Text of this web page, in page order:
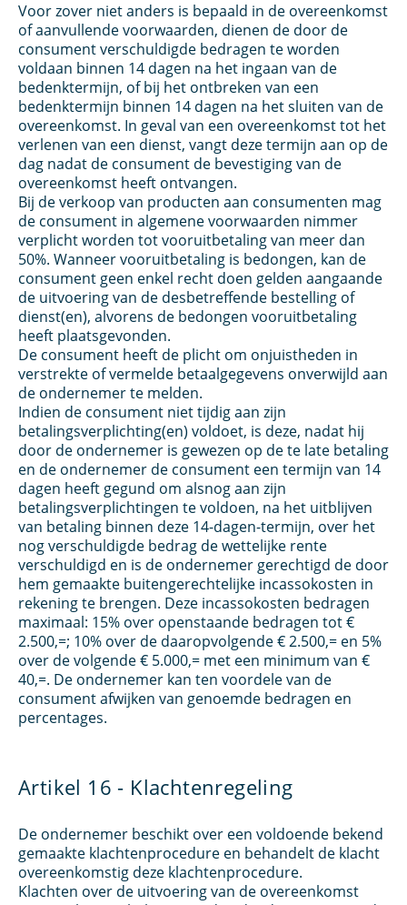
Voor zover niet anders is bepaald in de overeenkomst
of aanvullende voorwaarden, dienen de door de
consument verschuldigde bedragen te worden
voldaan binnen 14 dagen na het ingaan van de
bedenktermijn, of bij het ontbreken van een
bedenktermijn binnen 14 dagen na het sluiten van de
overeenkomst. In geval van een overeenkomst tot het
verlenen van een dienst, vangt deze termijn aan op de
dag nadat de consument de bevestiging van de
overeenkomst heeft ontvangen.
Bij de verkoop van producten aan consumenten mag
de consument in algemene voorwaarden nimmer
verplicht worden tot vooruitbetaling van meer dan
50%. Wanneer vooruitbetaling is bedongen, kan de
consument geen enkel recht doen gelden aangaande
de uitvoering van de desbetreffende bestelling of
dienst(en), alvorens de bedongen vooruitbetaling
heeft plaatsgevonden.
De consument heeft de plicht om onjuistheden in
verstrekte of vermelde betaalgegevens onverwijld aan
de ondernemer te melden.
Indien de consument niet tijdig aan zijn
betalingsverplichting(en) voldoet, is deze, nadat hij
door de ondernemer is gewezen op de te late betaling
en de ondernemer de consument een termijn van 14
dagen heeft gegund om alsnog aan zijn
betalingsverplichtingen te voldoen, na het uitblijven
van betaling binnen deze 14-dagen-termijn, over het
nog verschuldigde bedrag de wettelijke rente
verschuldigd en is de ondernemer gerechtigd de door
hem gemaakte buitengerechtelijke incassokosten in
rekening te brengen. Deze incassokosten bedragen
maximaal: 15% over openstaande bedragen tot €
2.500,=; 10% over de daaropvolgende € 2.500,= en 5%
over de volgende € 5.000,= met een minimum van €
40,=. De ondernemer kan ten voordele van de
consument afwijken van genoemde bedragen en
percentages.
Artikel 16 - Klachtenregeling
De ondernemer beschikt over een voldoende bekend
gemaakte klachtenprocedure en behandelt de klacht
overeenkomstig deze klachtenprocedure.
Klachten over de uitvoering van de overeenkomst